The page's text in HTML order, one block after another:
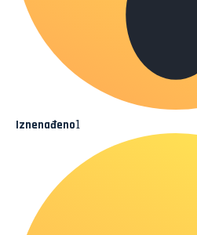
Iznenađeno1